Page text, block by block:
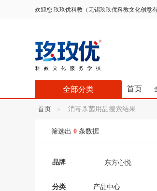
欢迎您 玖玖优科教（无锡玖玖优科教文化创意有
首页
全部分类
首页 消毒杀菌用品搜索结果
筛选出 0 条数据
品牌 东方心悦
分类 产品中心